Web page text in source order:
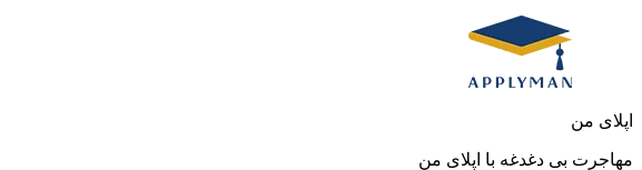
اپلای من
مهاجرت بی دغدغه با اپلای من